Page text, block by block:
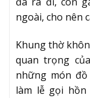
ngoài, cho nên
Khung thờ
quan trọng
những món
làm lễ gọi